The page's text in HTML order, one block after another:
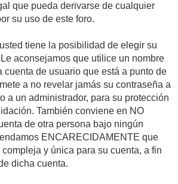
que pueda derivarse de cualquier
su uso de este foro.
tiene la posibilidad de elegir su
aconsejamos que utilice un nombre
cuenta de usuario que está a punto de
a no revelar jamás su contraseña a
a un administrador, para su protección
También conviene en NO
de otra persona bajo ningún
ENCARECIDAMENTE que
y única para su cuenta, a fin
dicha cuenta.